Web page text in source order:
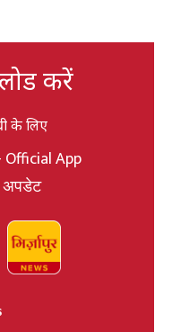
करें
के लिए
App
अपडेट